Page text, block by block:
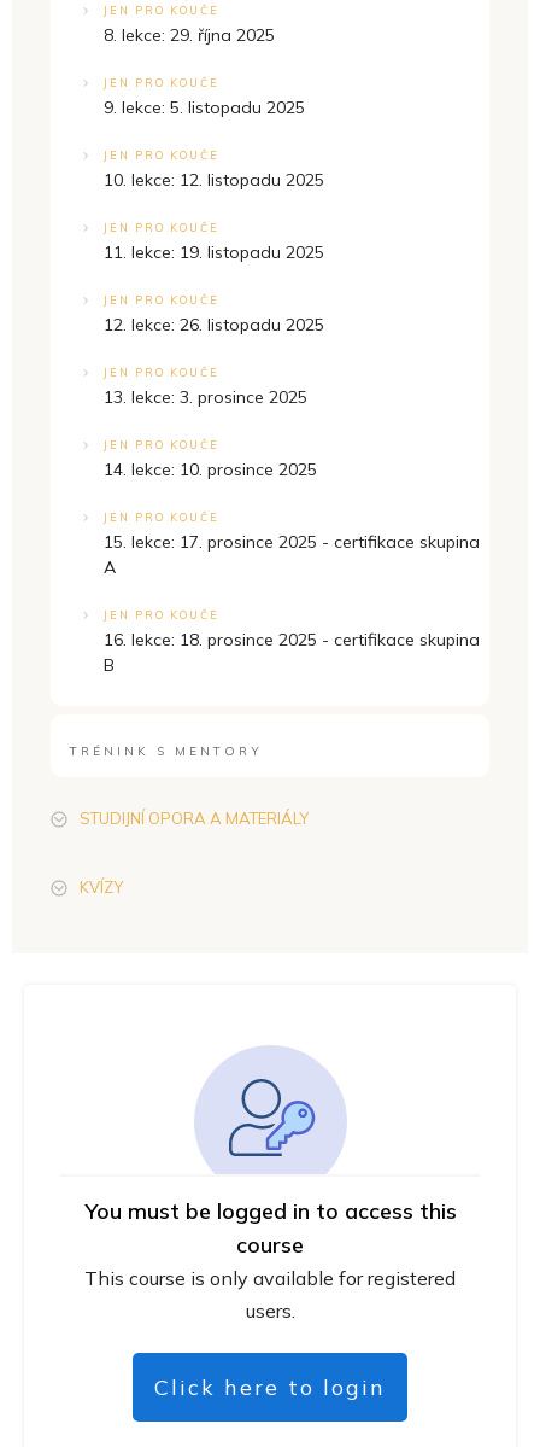
You must be logged in to access this
course
This course is only available for registered
users.
Click here to login
JEN PRO KOUČE
8. lekce: 29. října 2025
JEN PRO KOUČE
9. lekce: 5. listopadu 2025
JEN PRO KOUČE
10. lekce: 12. listopadu 2025
JEN PRO KOUČE
11. lekce: 19. listopadu 2025
JEN PRO KOUČE
12. lekce: 26. listopadu 2025
JEN PRO KOUČE
13. lekce: 3. prosince 2025
JEN PRO KOUČE
14. lekce: 10. prosince 2025
JEN PRO KOUČE
15. lekce: 17. prosince 2025 - certifikace skupina
A
JEN PRO KOUČE
16. lekce: 18. prosince 2025 - certifikace skupina
B
TRÉNINK S MENTORY
STUDIJNÍ OPORA A MATERIÁLY
KVÍZY